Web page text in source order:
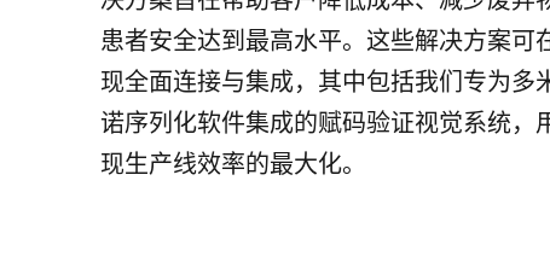
患者安全达到最高水平。这些解决方案可
现全面连接与集成，其中包括我们专为多
诺序列化软件集成的赋码验证视觉系统，
现生产线效率的最大化。